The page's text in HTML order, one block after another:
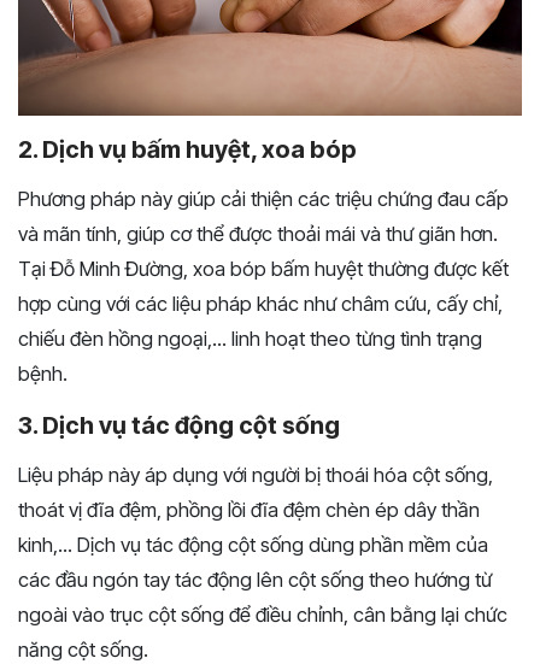
2. Dịch vụ bấm huyệt, xoa bóp
Phương pháp này giúp cải thiện các triệu chứng đau cấp
và mãn tính, giúp cơ thể được thoải mái và thư giãn hơn.
Tại Đỗ Minh Đường, xoa bóp bấm huyệt thường được kết
hợp cùng với các liệu pháp khác như châm cứu, cấy chỉ,
chiếu đèn hồng ngoại,... linh hoạt theo từng tình trạng
bệnh.
3. Dịch vụ tác động cột sống
Liệu pháp này áp dụng với người bị thoái hóa cột sống,
thoát vị đĩa đệm, phồng lồi đĩa đệm chèn ép dây thần
kinh,... Dịch vụ tác động cột sống dùng phần mềm của
các đầu ngón tay tác động lên cột sống theo hướng từ
ngoài vào trục cột sống để điều chỉnh, cân bằng lại chức
năng cột sống.